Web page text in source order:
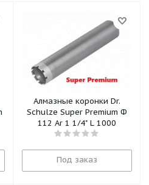
Алмазные коронки Dr.
Schulze Super Premium Ф
112 Ar 1 1/4" L 1000
Под заказ